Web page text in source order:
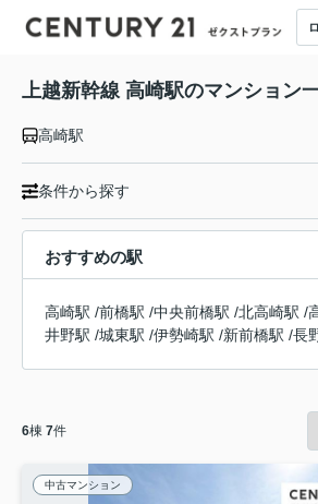
上越新幹線 高崎駅のマンション
高崎駅
条件から探す
おすすめの駅
高崎駅 /前橋駅 /中央前橋駅 /北高崎駅 /
井野駅 /城東駅 /伊勢崎駅 /新前橋駅 /長
6棟 7件
中古マンション